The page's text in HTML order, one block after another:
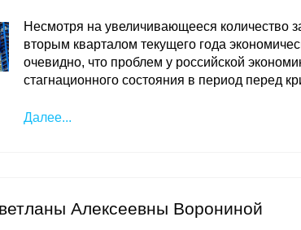
Несмотря на увеличивающееся количество
вторым кварталом текущего года
очевидно, что проблем у российской
стагнационного состояния в период перед
Далее...
Алексеевны Ворониной